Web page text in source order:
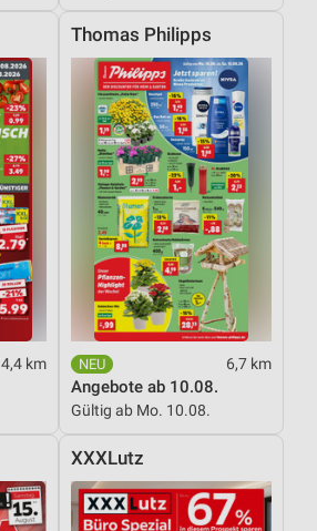
4,4 km
Thomas Philipps
6,7 km
Angebote ab 10.08.
Gültig ab Mo. 10.08.
XXXLutz